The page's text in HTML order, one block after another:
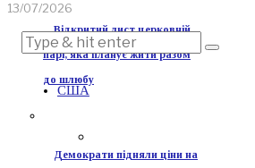
Відкритий лист церковній
парі, яка планує жити разом
до шлюбу
Демократи підняли ціни на
13/07/2026
США